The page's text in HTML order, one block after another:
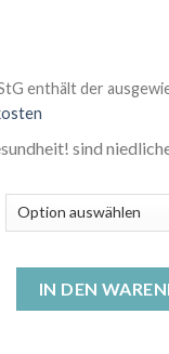
enthält der
sind
IN DEN